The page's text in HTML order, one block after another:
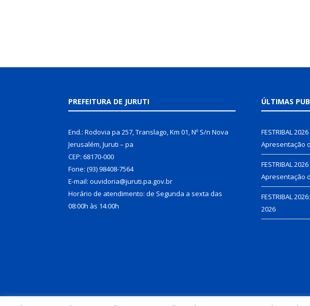
PREFEITURA DE JURUTI
End.: Rodovia pa 257, Translago, Km 01, Nº S/n Nova
Jerusalém, Juruti – pa
CEP: 68170-000
Fone: (93) 98408-7564
E-mail: ouvidoria@juruti.pa.gov.br
Horário de atendimento: de Segunda a sexta das
08:00h às 14:00h
ÚLTIMAS
FESTRIBAL
Apresentação
FESTRIBAL
Apresentação
FESTRIBAL
2026